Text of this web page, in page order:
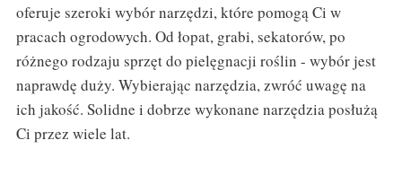
oferuje szeroki wybór narzędzi, które pomogą Ci w
pracach ogrodowych. Od łopat, grabi, sekatorów, po
różnego rodzaju sprzęt do pielęgnacji roślin - wybór jest
naprawdę duży. Wybierając narzędzia, zwróć uwagę na
ich jakość. Solidne i dobrze wykonane narzędzia posłużą
Ci przez wiele lat.